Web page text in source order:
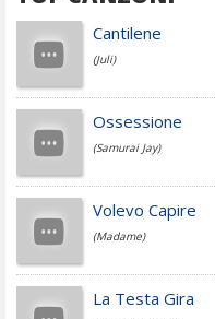
Achille Lauro
Cesare Cremonini
Jovanotti
Fedez
Cantilene
(Juli)
Ossessione
(Samurai Jay)
Volevo Capire
(Madame)
La Testa Gira